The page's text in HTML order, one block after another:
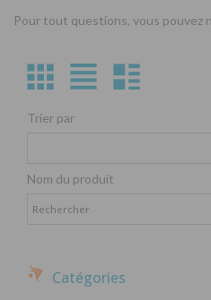
Pour tout questions, vous pouvez
Trier par
Nom du produit
Catégories